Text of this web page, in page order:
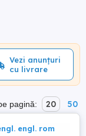
Vezi anunțuri
cu livrare
pagină: 20 50
engl. rom